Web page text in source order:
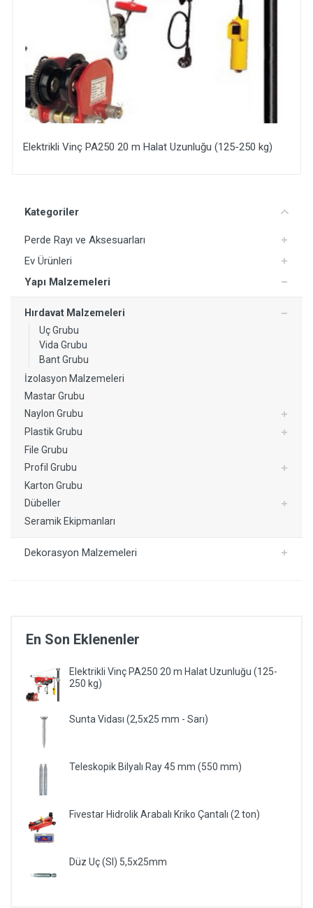
Kategoriler
Perde Rayı ve Aksesuarları
Ev Ürünleri
Yapı Malzemeleri
Hırdavat Malzemeleri
Uç Grubu
Vida Grubu
Bant Grubu
İzolasyon Malzemeleri
Mastar Grubu
Naylon Grubu
Plastik Grubu
File Grubu
Profil Grubu
Karton Grubu
Dübeller
Seramik Ekipmanları
Dekorasyon Malzemeleri
En Son Eklenenler
Elektrikli Vinç PA250 20 m Halat Uzunluğu (125-
250 kg)
Sunta Vidası (2,5x25 mm - Sarı)
Teleskopik Bilyalı Ray 45 mm (550 mm)
Fivestar Hidrolik Arabalı Kriko Çantalı (2 ton)
Düz Uç (Sl) 5,5x25mm
Halat Uzunluğu (125-250 kg) Sunta Vidası (2,5x25 mm -